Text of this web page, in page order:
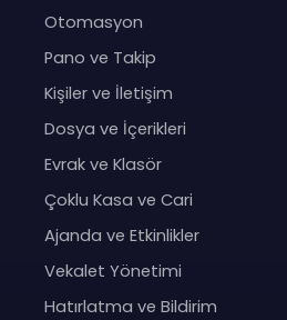
Otomasyon
Pano ve Takip
Kişiler ve İletişim
Dosya ve İçerikleri
Evrak ve Klasör
Çoklu Kasa ve Cari
Ajanda ve Etkinlikler
Vekalet Yönetimi
Hatırlatma ve Bildirim